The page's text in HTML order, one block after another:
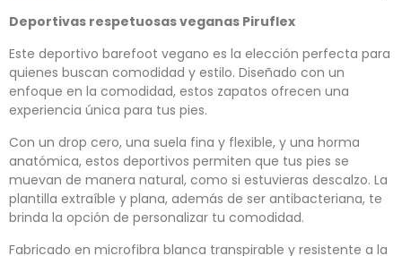
Deportivas respetuosas veganas Piruflex
Este deportivo barefoot vegano es la elección perfecta para
quienes buscan comodidad y estilo. Diseñado con un
enfoque en la comodidad, estos zapatos ofrecen una
experiencia única para tus pies.
Con un drop cero, una suela fina y flexible, y una horma
anatómica, estos deportivos permiten que tus pies se
muevan de manera natural, como si estuvieras descalzo. La
plantilla extraíble y plana, además de ser antibacteriana, te
brinda la opción de personalizar tu comodidad.
Fabricado en microfibra blanca transpirable y resistente a la